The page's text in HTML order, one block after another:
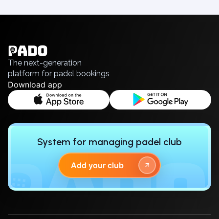
Polski
Русский
The next-generation
platform for padel bookings
Download app
System for managing padel club
Add your club